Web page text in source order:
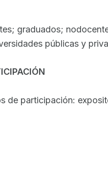
graduados;
públicas y
de participación: